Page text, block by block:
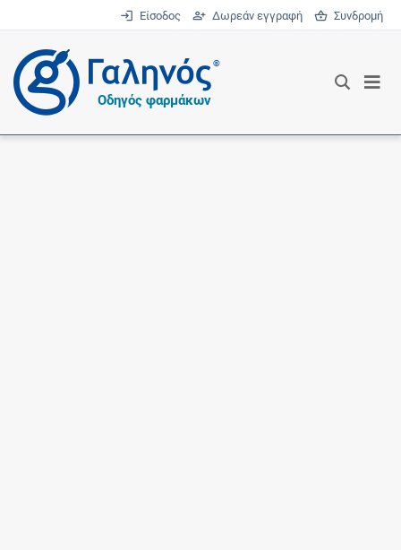
Είσοδος Δωρεάν εγγραφή Συνδρομή
®
Οδηγός φαρμάκων